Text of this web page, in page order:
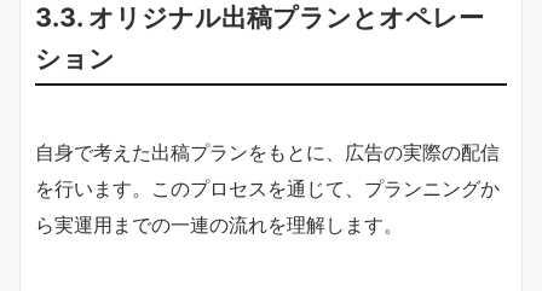
3.3. オリジナル出稿プランとオペレー
ション
自身で考えた出稿プランをもとに、広告の実際の配信
を行います。このプロセスを通じて、プランニングか
ら実運用までの一連の流れを理解します。